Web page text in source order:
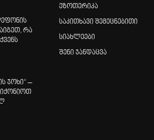
რა
ჯოხი“ –
იქონიოთ
ეზოთერიკა
საკითხავი შემეცნებითი
სიახლეები
შენი ჯანდაცვა